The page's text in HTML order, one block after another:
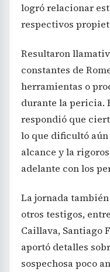
logró relacionar
respectivos
Resultaron
constantes de
herramientas o
durante la pericia.
respondió que
lo que dificultó
alcance y la
adelante con los
La jornada
otros testigos,
Caillava, Santiago
aportó detalles
sospechosa poco